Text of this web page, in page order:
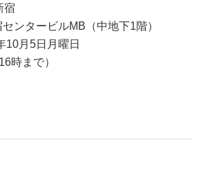
宿
ンタービルMB（中地下1階）
10月5日月曜日
時まで）